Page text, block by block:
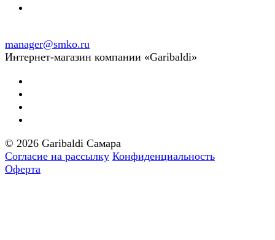
manager@smko.ru
Интернет-магазин компании «Garibaldi»
© 2026 Garibaldi Самара
Согласие на рассылку Конфиденциальность
Оферта